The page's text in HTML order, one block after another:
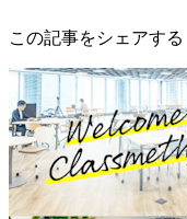
この記事をシェアする